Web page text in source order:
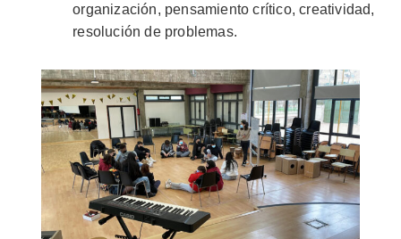
organización, pensamiento crítico, creatividad,
resolución de problemas.